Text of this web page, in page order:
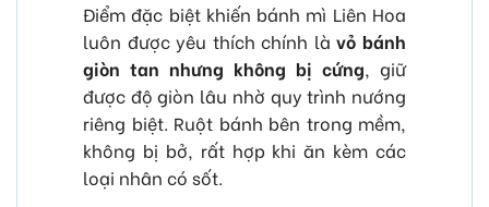
Điểm đặc biệt khiến bánh mì Liên Hoa
luôn được yêu thích chính làvỏ bánh
giòn tan nhưng không bị cứng, giữ
được độ giòn lâu nhờ quy trình nướng
riêng biệt. Ruột bánh bên trong mềm,
không bị bở, rất hợp khi ăn kèm các
loại nhân có sốt.